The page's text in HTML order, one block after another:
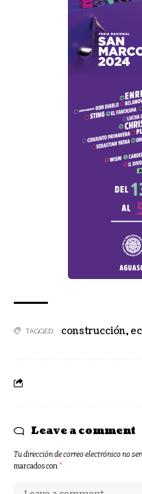
TAGGED: construcción,
Leave a comment
Tu dirección de correo electrónico no
marcados con*